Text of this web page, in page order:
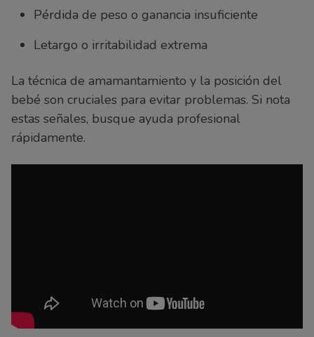
Pérdida de peso o ganancia insuficiente
Letargo o irritabilidad extrema
La técnica de amamantamiento y la posición del
bebé son cruciales para evitar problemas. Si nota
estas señales, busque ayuda profesional
rápidamente.